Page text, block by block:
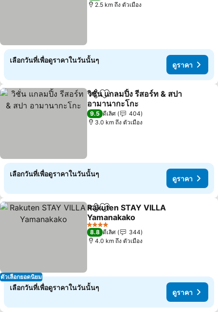
2.5 km ถึง ตัวเมือง
เลือกวันที่เพื่อดูราคาในวันนั้นๆ
ดูราคา
แชร์ เพิ่มในรายการโปรด
วิชั่น แกลมปิ้ง รีสอร์ท & สปา
อามานากะโกะ
9.5 ดีเลิศ
404
3.0 km ถึง ตัวเมือง
เลือกวันที่เพื่อดูราคาในวันนั้นๆ
ดูราคา
ตัวเลือกยอดนิยม
แชร์ เพิ่มในรายการโปรด
Rakuten STAY VILLA
Yamanakako
4 ดาว
8.8 ดีเลิศ
344
4.0 km ถึง ตัวเมือง
เลือกวันที่เพื่อดูราคาในวันนั้นๆ
ดูราคา